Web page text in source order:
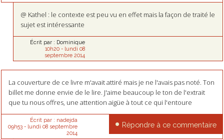
@ Kathel : le contexte est peu vu en effet mais la façon de traité le
sujet est intéressante
Écrit par : Dominique
10h20- lundi 08
septembre 2014
La couverture de ce livre m'avait attiré mais je ne l'avais pas noté. Ton
billet me donne envie de le lire. J'aime beaucoup le ton de l'extrait
que tu nous offres, une attention aigüe à tout ce qui l'entoure
Écrit par : nadejda
09h53- lundi 08 septembre
2014
Répondre à ce commentaire